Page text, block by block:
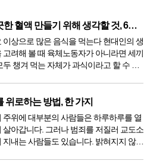
깨끗한 혈액 만들기 위해 생각할 것, 6가지
이상으로 많은 음식을 먹는다 현대인의 생
고려해 볼 때 육체노동자가 아니라면 세끼
두 챙겨 먹는 자체가 과식이라고 할 수 있
저녁을 습관적으로 음식을 섭취한다. 게
위로하는 방법, 한 가지
주위에 대부분의 사람들은 하루하루를 열
살아갑니다. 그러나 범죄를 저질러 교도소
지내는 사람들도 있습니다. 밝혀지지 않았